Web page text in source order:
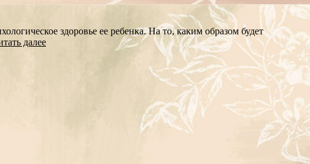
здоровье ее ребенка. На то, каким образом будет
далее